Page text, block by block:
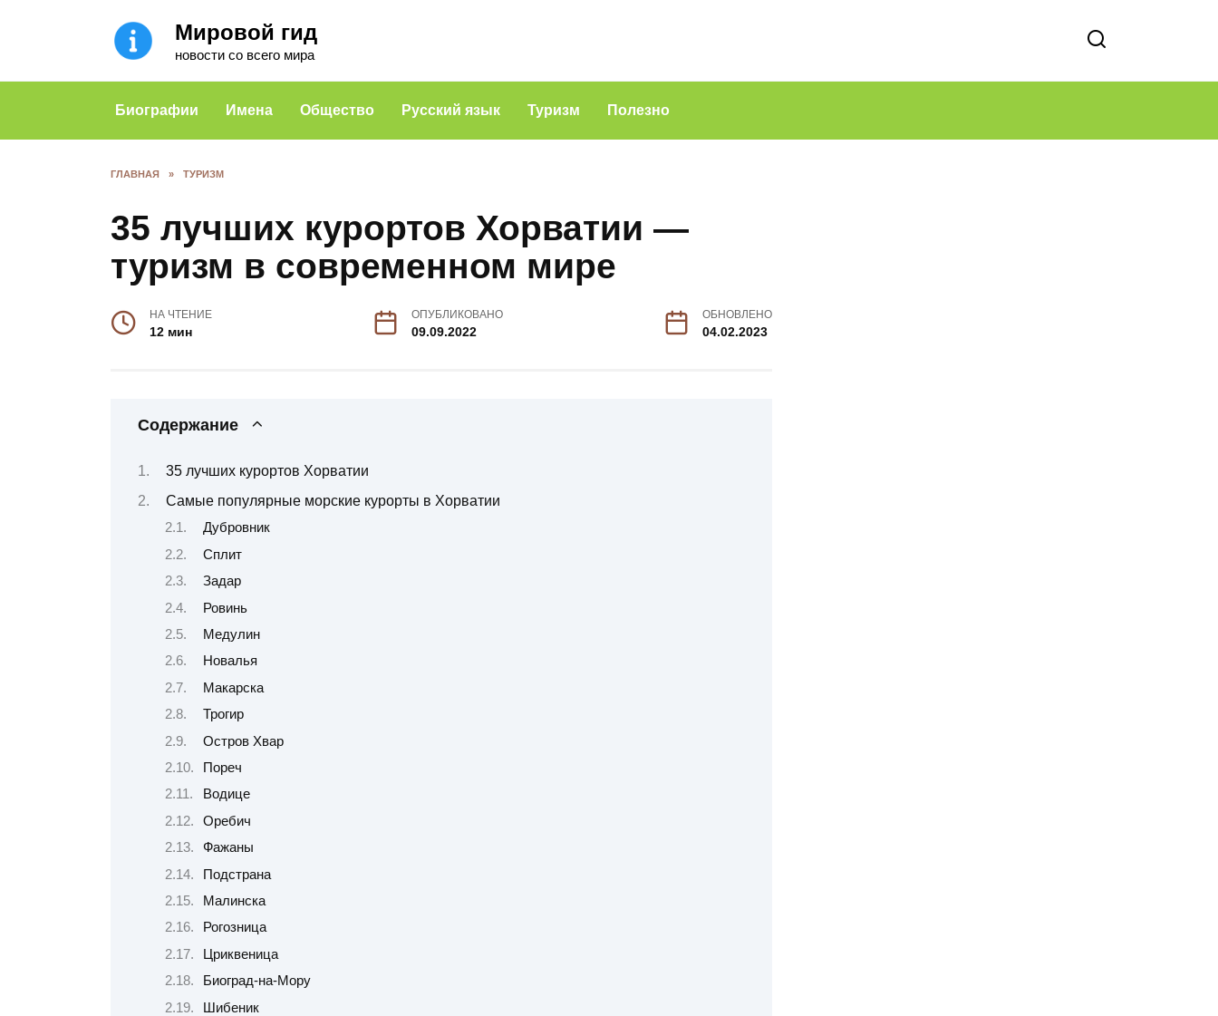
Мировой гид
новости со всего мира
Биографии Имена Общество Русский язык Туризм Полезно
ГЛАВНАЯ » ТУРИЗМ
35 лучших курортов Хорватии —
туризм в современном мире
НА ЧТЕНИЕ
12 мин
ОПУБЛИКОВАНО
09.09.2022
ОБНОВЛЕНО
04.02.2023
Содержание
35 лучших курортов Хорватии
Самые популярные морские курорты в Хорватии
Дубровник
Сплит
Задар
Ровинь
Медулин
Новалья
Макарска
Трогир
Остров Хвар
Пореч
Водице
Оребич
Фажаны
Подстрана
Малинска
Рогозница
Цриквеница
Биоград-на-Мору
Шибеник